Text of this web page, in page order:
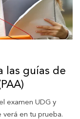
las guías de
examen UDG y
verá en tu prueba.